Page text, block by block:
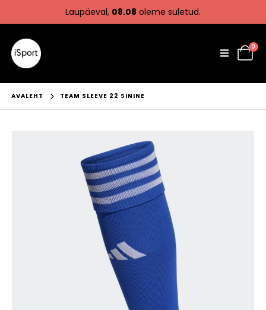
Laupäeval, 08.08 oleme suletud.
0
AVALEHT TEAM SLEEVE 22 SININE